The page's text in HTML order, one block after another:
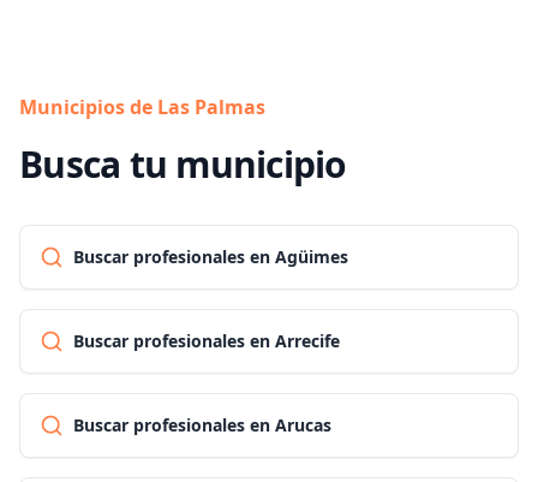
Municipios de Las Palmas
Busca tu municipio
Buscar profesionales en Agüimes
Buscar profesionales en Arrecife
Buscar profesionales en Arucas